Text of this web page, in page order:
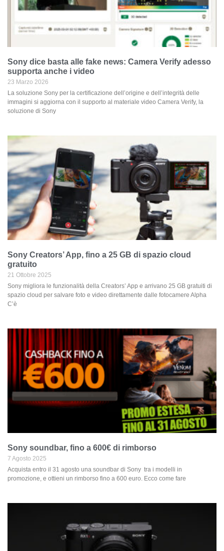
Sony dice basta alle fake news: Camera Verify adesso
supporta anche i video
23 Marzo 2026
La soluzione Sony per la certificazione dell’origine e dell’integrità delle
immagini si aggiorna con il supporto al materiale video Camera Verify, la
soluzione di Sony
Sony Creators’ App, fino a 25 GB di spazio cloud
gratuito
21 Ottobre 2025
Sony migliora le funzionalità della Creators’ App e arrivano 25 GB gratuiti di
spazio cloud per salvare foto e video direttamente dalle fotocamere Alpha
C’è
Sony soundbar, fino a 600€ di rimborso
7 Agosto 2025
Acquista entro il 31 agosto una soundbar di Sony tra i modelli in
promozione, e ottieni un rimborso fino a 600 euro. Ecco come fare